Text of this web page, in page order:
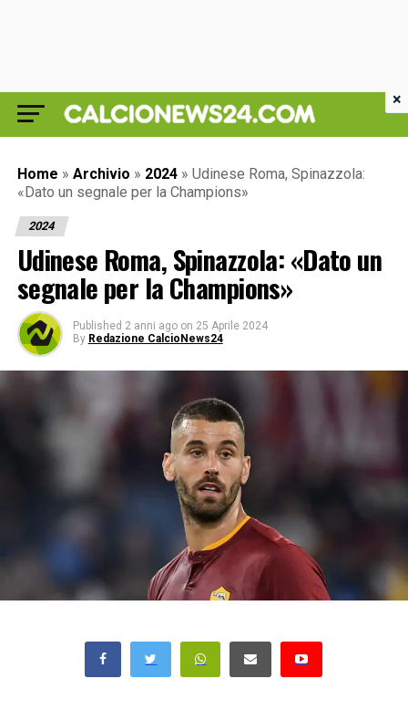
Home » Archivio » 2024 » Udinese Roma, Spinazzola:
«Dato un segnale per la Champions»
2024
Udinese Roma, Spinazzola: «Dato un
segnale per la Champions»
Published 2 anni ago on 25 Aprile 2024
By Redazione CalcioNews24
×